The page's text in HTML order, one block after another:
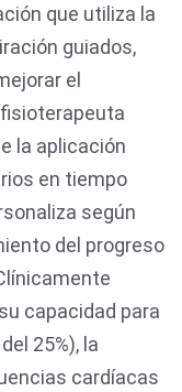
que utiliza la
guiados,
el
la aplicación
en tiempo
según
del progreso
capacidad para
25%), la
cardíacas